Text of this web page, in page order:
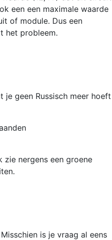
een een maximale waarde
of module. Dus een
het probleem.
geen Russisch meer hoeft
zie nergens een groene
is je vraag al eens